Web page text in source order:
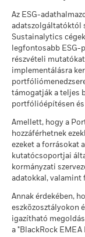
Values
20162017
-15
-10
-5
End of interactive
Ebben az időszakban
*2022. dec. 15.
befektetési célját
Jogi felépítés
Morningstar
Dealing Frequency
SEDOL
Az allokációk
származékos
kitettség
Példa
ekkor:
Forgatókönyvek
minimális érték
Stressz
Kedvezőtlen
Mérsékelt
Kedvező
MSCI -
fegyverek
ekkor: 2026. jún. 30.
MSCI -
ekkor: 2026. jún. 30.
MSCI - Polgári
ekkor: 2026. jún. 30.
ekkor: 2026. jún. 30.
MSCI - Az ENSZ
ekkor: 2026. jún. 30.
MSCI - Termikus
ekkor: 2026. jún. 30.
kapcsolatos
kiterjedő ESG -
információkat
alap
vesszük
terméken belül.
(hu)
(English)
Összes
Az ESG-
adatszolgáltatóktól
Sustainalytics
legfontosabb ESG-
részvételi
implementálásra
támogatják a teljes
portfólióépítésen és
Amellett, hogy a
hozzáférhetnek
ezeket a forrásokat
kutatócsoportjai
kormányzati
adatokkal, valamint
Annak érdekében,
eszközosztályokon
igazítható
a "BlackRock EMEA